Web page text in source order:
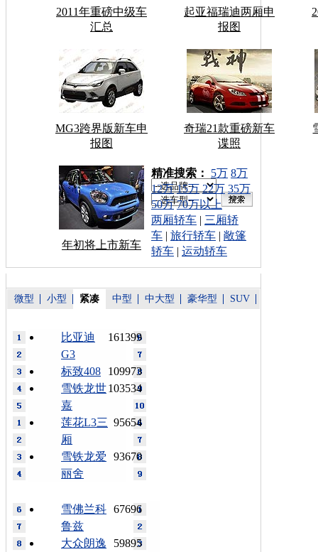
2011年重磅中级车
汇总
起亚福瑞迪两厢申
报图
MG3跨界版新车申
报图
奇瑞21款重磅新车
谍照
年初将上市新车
车型搜索：
精准搜索： 5万 8万
12万 15万 22万 35万
50万 70万以上
两厢轿车 | 三厢轿
车 | 旅行轿车 | 敞篷
轿车 | 运动轿车
微型 小型 紧凑 中型 中大型 豪华型 SUV
161399
比亚迪
G3
109973
标致408
103534
雪铁龙世
嘉
95654
莲花L3三
厢
93670
雪铁龙爱
丽舍
67696
雪佛兰科
鲁兹
59895
大众朗逸